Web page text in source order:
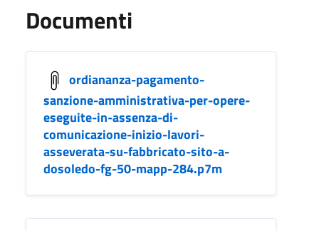
Documenti
ordiananza-pagamento-
sanzione-amministrativa-per-opere-
eseguite-in-assenza-di-
comunicazione-inizio-lavori-
asseverata-su-fabbricato-sito-a-
dosoledo-fg-50-mapp-284.p7m